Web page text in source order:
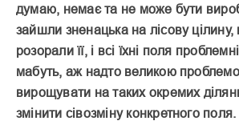
думаю, немає та не може бути
зайшли зненацька на лісову
розорали її, і всі їхні поля
мабуть, аж надто великою
вирощувати на таких окремих
змінити сівозміну конкретного поля.